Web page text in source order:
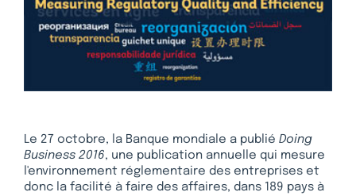
Le 27 octobre, la Banque mondiale a publié Doing
Business 2016, une publication annuelle qui mesure
l'environnement réglementaire des entreprises et
donc la facilité à faire des affaires, dans 189 pays à